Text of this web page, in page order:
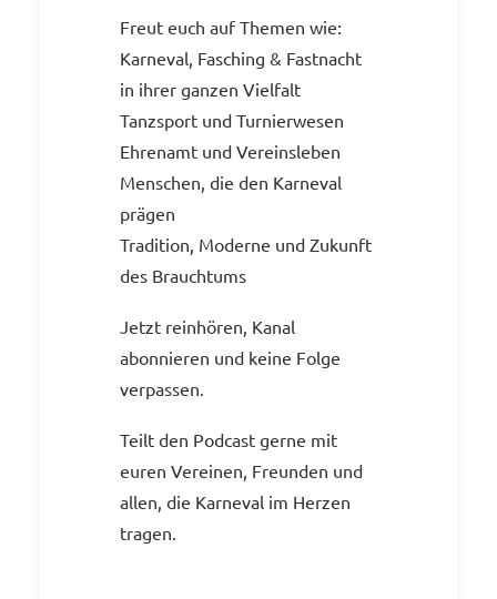
Freut euch auf Themen wie:
Karneval, Fasching & Fastnacht
in ihrer ganzen Vielfalt
Tanzsport und Turnierwesen
Ehrenamt und Vereinsleben
Menschen, die den Karneval
prägen
Tradition, Moderne und Zukunft
des Brauchtums
Jetzt reinhören, Kanal
abonnieren und keine Folge
verpassen.
Teilt den Podcast gerne mit
euren Vereinen, Freunden und
allen, die Karneval im Herzen
tragen.